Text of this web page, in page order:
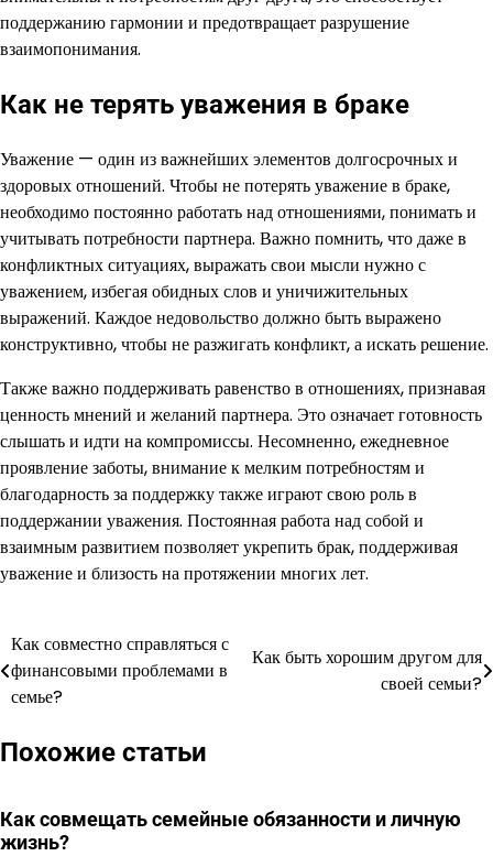
поддержанию гармонии и предотвращает разрушение
взаимопонимания.
Как не терять уважения в браке
Уважение — один из важнейших элементов долгосрочных и
здоровых отношений. Чтобы не потерять уважение в браке,
необходимо постоянно работать над отношениями, понимать и
учитывать потребности партнера. Важно помнить, что даже в
конфликтных ситуациях, выражать свои мысли нужно с
уважением, избегая обидных слов и уничижительных
выражений. Каждое недовольство должно быть выражено
конструктивно, чтобы не разжигать конфликт, а искать решение.
Также важно поддерживать равенство в отношениях, признавая
ценность мнений и желаний партнера. Это означает готовность
слышать и идти на компромиссы. Несомненно, ежедневное
проявление заботы, внимание к мелким потребностям и
благодарность за поддержку также играют свою роль в
поддержании уважения. Постоянная работа над собой и
взаимным развитием позволяет укрепить брак, поддерживая
уважение и близость на протяжении многих лет.
Навигация
по
Как совместно справляться с
финансовыми проблемами в
семье?
Как быть хорошим другом для
своей семьи?
Похожие статьи
Как совмещать семейные обязанности и личную
жизнь?